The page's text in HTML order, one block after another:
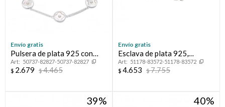
Envío gratis
Pulsera de plata 925 con
nácar, VAN.
50737-82827-50737-82827
$ 2.679 $4.465
Envío gratis
Esclava de plata 925,
NUDITOS.
51178-83572-51178-83572
$ 4.653 $7.755
39 40